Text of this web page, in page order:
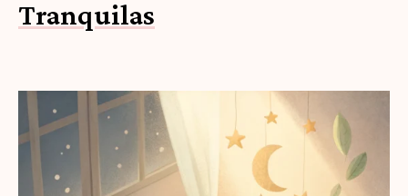
Tranquilas